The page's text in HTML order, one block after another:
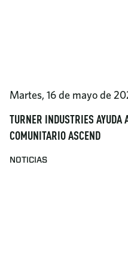
Martes, 16 de mayo de
TURNER INDUSTRIES AYUDA
COMUNITARIO ASCEND
NOTICIAS